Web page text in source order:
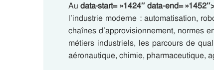
Audata-start= »1424″ data-end=
l’industrie moderne : automatisation,
chaînes d’approvisionnement, normes
métiers industriels, les parcours de
aéronautique, chimie, pharmaceutique,